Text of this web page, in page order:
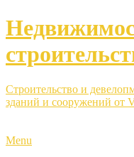
Строительство и
зданий и сооружений от
Menu